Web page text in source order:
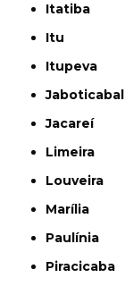
Itatiba
Itu
Itupeva
Jaboticabal
Jacareí
Limeira
Louveira
Marília
Paulínia
Piracicaba